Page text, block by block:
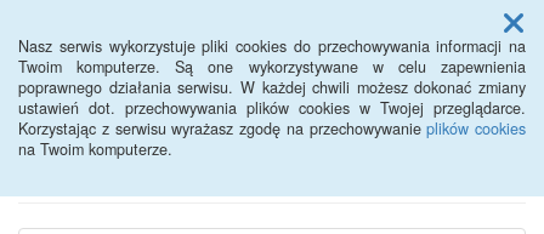
Nasz serwis wykorzystuje pliki cookies do przechowywania informacji na
Twoim komputerze. Są one wykorzystywane w celu zapewnienia
poprawnego działania serwisu. W każdej chwili możesz dokonać zmiany
ustawień dot. przechowywania plików cookies w Twojej przeglądarce.
Korzystając z serwisu wyrażasz zgodę na przechowywanieplików cookies
na Twoim komputerze.
Menu
BIP - Urząd Miejski
Wyśmierzyce